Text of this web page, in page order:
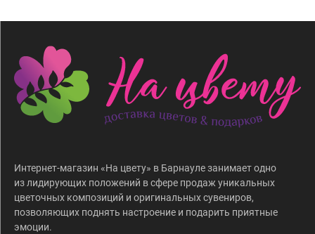
Интернет-магазин «На цвету» в Барнауле занимает одно
из лидирующих положений в сфере продаж уникальных
цветочных композиций и оригинальных сувениров,
позволяющих поднять настроение и подарить приятные
эмоции.